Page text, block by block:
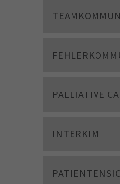
PALLIATIVE
INTERKIM